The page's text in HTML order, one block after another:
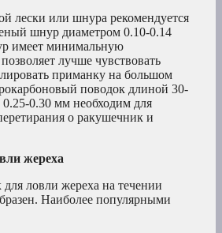
лески или шнура рекомендуется
шнур диаметром 0.10-0.14
имеет минимальную
лучше чувствовать
приманку на большом
поводок длиной 30-
0.30 мм необходим для
о ракушечник и
жереха
ловли жереха на течении
Наиболее популярными